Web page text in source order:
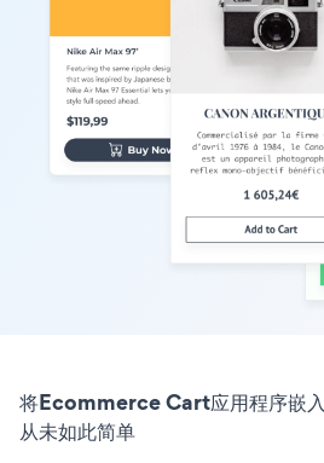
将Ecommerce Cart应用程序嵌
从未如此简单